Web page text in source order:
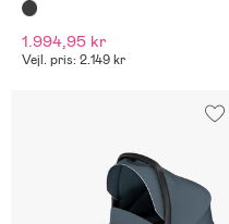
1.994,95 kr
Vejl. pris: 2.149 kr